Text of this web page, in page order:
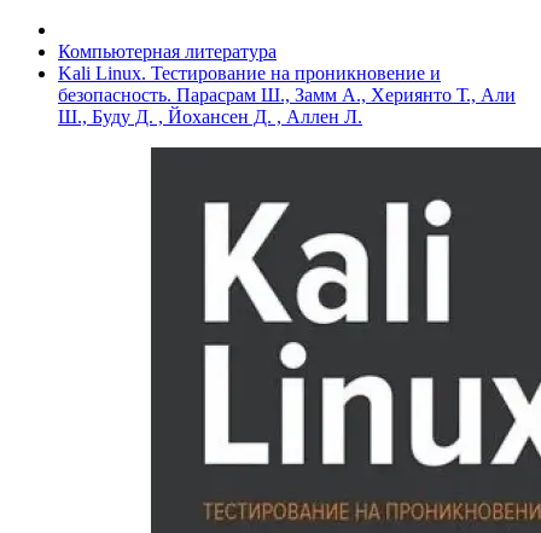
Компьютерная литература
Kali Linux. Тестирование на проникновение и
безопасность. Парасрам Ш., Замм А., Хериянто Т., Али
Ш., Буду Д. , Йохансен Д. , Аллен Л.